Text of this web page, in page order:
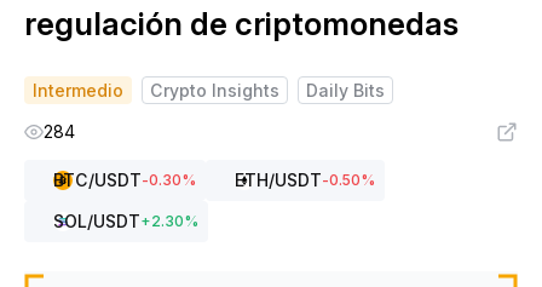
regulación de criptomonedas
Intermedio Crypto Insights
Daily Bits
284
BTC/USDT-0.30% ETH/USDT-0.50%
SOL/USDT+2.30%